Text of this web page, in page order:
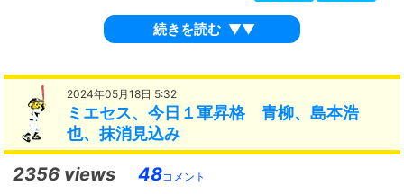
続きを読む ▼▼
2024年05月18日 5:32
ミエセス、今日１軍昇格 青柳、島本浩
也、抹消見込み
2356 views 48コメント